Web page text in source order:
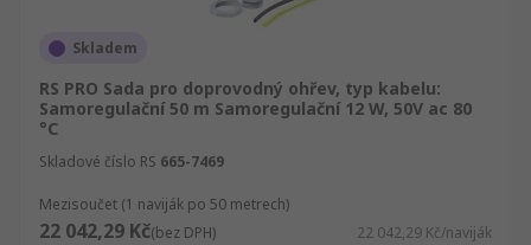
Skladem
RS PRO Sada pro doprovodný ohřev, typ kabelu:
Samoregulační 50 m Samoregulační 12 W, 50V ac 80
°C
Skladové číslo RS 665-7469
Mezisoučet (1 naviják po 50 metrech)
22 042,29 Kč(bez DPH) 22 042,29 Kč/naviják